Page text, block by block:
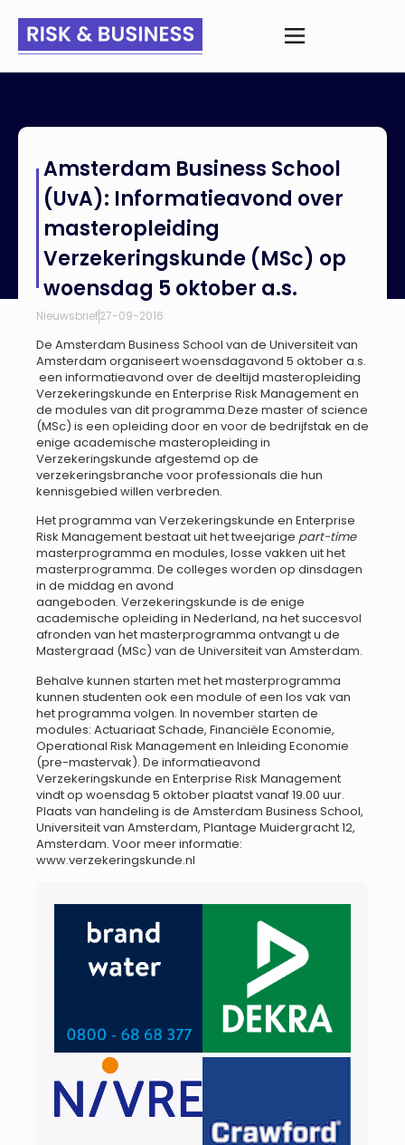
Informatieavond over masteropleiding Verzekeringskunde
(MSc) op woensdag 5 oktober a.s.
Amsterdam Business School
(UvA): Informatieavond over
masteropleiding
Verzekeringskunde (MSc) op
woensdag 5 oktober a.s.
Nieuwsbrief27-09-2016
De Amsterdam Business School van de Universiteit van
Amsterdam organiseert woensdagavond 5 oktober a.s.
een informatieavond over de deeltijd masteropleiding
Verzekeringskunde en Enterprise Risk Management en
de modules van dit programma.Deze master of science
(MSc) is een opleiding door en voor de bedrijfstak en de
enige academische masteropleiding in
Verzekeringskunde afgestemd op de
verzekeringsbranche voor professionals die hun
kennisgebied willen verbreden.
Het programma van Verzekeringskunde en Enterprise
Risk Management bestaat uit het tweejarige part-time
masterprogramma en modules, losse vakken uit het
masterprogramma. De colleges worden op dinsdagen
in de middag en avond
aangeboden. Verzekeringskunde is de enige
academische opleiding in Nederland, na het succesvol
afronden van het masterprogramma ontvangt u de
Mastergraad (MSc) van de Universiteit van Amsterdam.
Behalve kunnen starten met het masterprogramma
kunnen studenten ook een module of een los vak van
het programma volgen. In november starten de
modules: Actuariaat Schade, Financiële Economie,
Operational Risk Management en Inleiding Economie
(pre-mastervak). De informatieavond
Verzekeringskunde en Enterprise Risk Management
vindt op woensdag 5 oktober plaatst vanaf 19.00 uur.
Plaats van handeling is de Amsterdam Business School,
Universiteit van Amsterdam, Plantage Muidergracht 12,
Amsterdam. Voor meer informatie:
www.verzekeringskunde.nl